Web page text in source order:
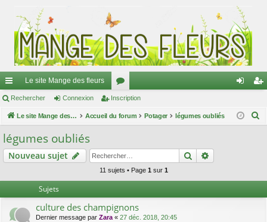
ac
co
ur
ci
Le site Mange des fleurs
or
u
s
ne cri
Rechercher Connexion Inscription
Le site Mange des fleurs Accueil du forum Potager légumes oubliés
r
légumes oubliés
Nouveau sujet Rechercher
11 sujets • Page 1 sur 1
Sujets
culture des champignons
Dernier message par Zara « 27 déc. 2018, 20:45